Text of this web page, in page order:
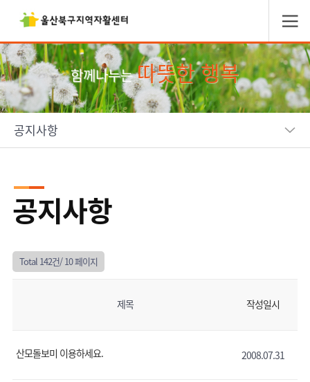
함께나누는따뜻한 행복
공지사항
공지사항
Total 142건/10 페이지
제목 작성일시
산모돌보미 이용하세요. 2008.07.31